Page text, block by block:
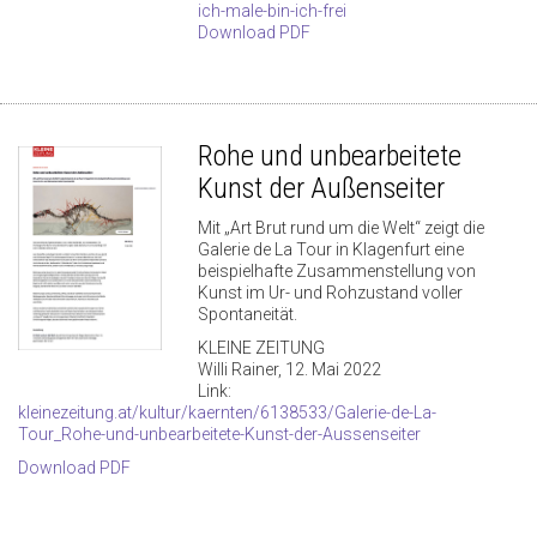
ich-male-bin-ich-frei
Download PDF
Rohe und unbearbeitete
Kunst der Außenseiter
Mit „Art Brut rund um die Welt“ zeigt die
Galerie de La Tour in Klagenfurt eine
beispielhafte Zusammenstellung von
Kunst im Ur- und Rohzustand voller
Spontaneität.
KLEINE ZEITUNG
Willi Rainer, 12. Mai 2022
Link:
kleinezeitung.at/kultur/kaernten/6138533/Galerie-de-La-
Tour_Rohe-und-unbearbeitete-Kunst-der-Aussenseiter
Download PDF